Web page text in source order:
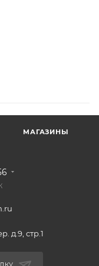
МАГАЗИНЫ
д.9, стр.1